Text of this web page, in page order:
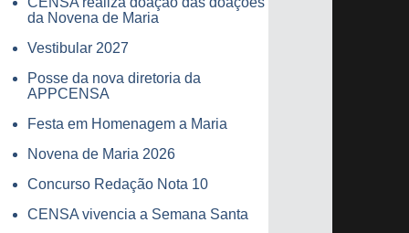
da Novena de Maria
Vestibular 2027
Posse da nova diretoria da
APPCENSA
Festa em Homenagem a Maria
Novena de Maria 2026
Concurso Redação Nota 10
CENSA vivencia a Semana Santa